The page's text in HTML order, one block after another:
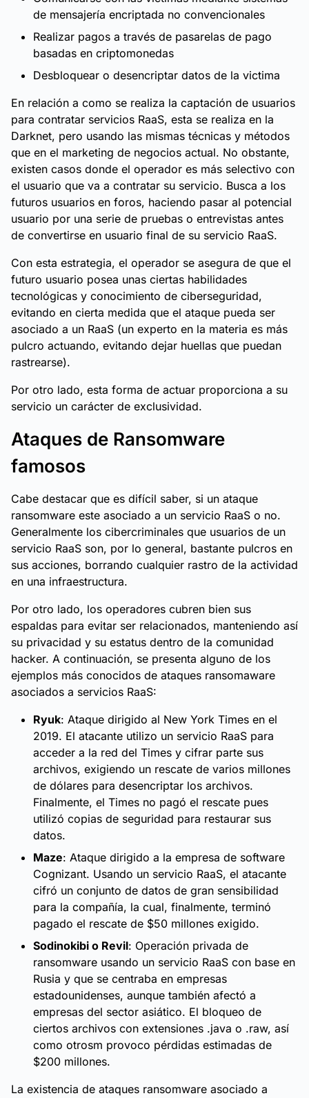
de mensajería encriptada no convencionales
Realizar pagos a través de pasarelas de pago
basadas en criptomonedas
Desbloquear o desencriptar datos de la victima
En relación a como se realiza la captación de usuarios
para contratar servicios RaaS, esta se realiza en la
Darknet, pero usando las mismas técnicas y métodos
que en el marketing de negocios actual. No obstante,
existen casos donde el operador es más selectivo con
el usuario que va a contratar su servicio. Busca a los
futuros usuarios en foros, haciendo pasar al potencial
usuario por una serie de pruebas o entrevistas antes
de convertirse en usuario final de su servicio RaaS.
Con esta estrategia, el operador se asegura de que el
futuro usuario posea unas ciertas habilidades
tecnológicas y conocimiento de ciberseguridad,
evitando en cierta medida que el ataque pueda ser
asociado a un RaaS (un experto en la materia es más
pulcro actuando, evitando dejar huellas que puedan
rastrearse).
Por otro lado, esta forma de actuar proporciona a su
servicio un carácter de exclusividad.
Ataques de Ransomware
famosos
Cabe destacar que es difícil saber, si un ataque
ransomware este asociado a un servicio RaaS o no.
Generalmente los cibercriminales que usuarios de un
servicio RaaS son, por lo general, bastante pulcros en
sus acciones, borrando cualquier rastro de la actividad
en una infraestructura.
Por otro lado, los operadores cubren bien sus
espaldas para evitar ser relacionados, manteniendo así
su privacidad y su estatus dentro de la comunidad
hacker. A continuación, se presenta alguno de los
ejemplos más conocidos de ataques ransomaware
asociados a servicios RaaS:
Ryuk: Ataque dirigido al New York Times en el
2019. El atacante utilizo un servicio RaaS para
acceder a la red del Times y cifrar parte sus
archivos, exigiendo un rescate de varios millones
de dólares para desencriptar los archivos.
Finalmente, el Times no pagó el rescate pues
utilizó copias de seguridad para restaurar sus
datos.
Maze: Ataque dirigido a la empresa de software
Cognizant. Usando un servicio RaaS, el atacante
cifró un conjunto de datos de gran sensibilidad
para la compañía, la cual, finalmente, terminó
pagado el rescate de $50 millones exigido.
Sodinokibi o Revil: Operación privada de
ransomware usando un servicio RaaS con base en
Rusia y que se centraba en empresas
estadounidenses, aunque también afectó a
empresas del sector asiático. El bloqueo de
ciertos archivos con extensiones .java o .raw, así
como otrosm provoco pérdidas estimadas de
$200 millones.
La existencia de ataques ransomware asociado a